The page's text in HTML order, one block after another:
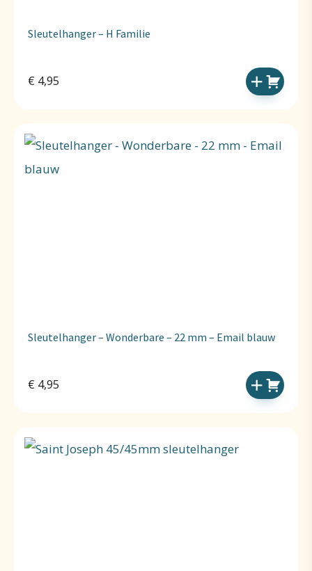
Sleutelhanger – H Familie
€ 4,95
Sleutelhanger – Wonderbare – 22 mm – Email blauw
€ 4,95